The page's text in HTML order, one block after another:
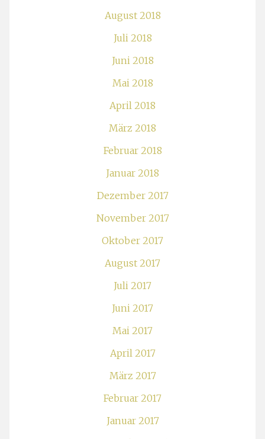
August 2018
Juli 2018
Juni 2018
Mai 2018
April 2018
März 2018
Februar 2018
Januar 2018
Dezember 2017
November 2017
Oktober 2017
August 2017
Juli 2017
Juni 2017
Mai 2017
April 2017
März 2017
Februar 2017
Januar 2017